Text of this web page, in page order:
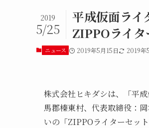
平成仮面ライ
ZIPPOライ
2019
5/25
ニュース 2019年5月15日 2019年
株式会社ヒキダシは、「平
馬郡榛東村、代表取締役：
いの「ZIPPOライターセット